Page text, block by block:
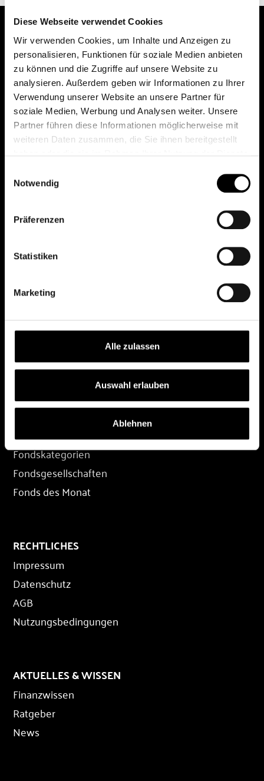
Diese Webseite verwendet Cookies
Wir verwenden Cookies, um Inhalte und Anzeigen zu
personalisieren, Funktionen für soziale Medien anbieten
zu können und die Zugriffe auf unsere Website zu
analysieren. Außerdem geben wir Informationen zu Ihrer
Verwendung unserer Website an unsere Partner für
soziale Medien, Werbung und Analysen weiter. Unsere
Partner führen diese Informationen möglicherweise mit
weiteren Daten zusammen, die Sie ihnen bereitgestellt
Notwendig
Präferenzen
Statistiken
Marketing
Alle zulassen
Auswahl erlauben
Ablehnen
Das erste Depot in Österreich mit 0€ Kontoführung,
0€ Ausgabeaufschlag und 0€ Depotgebühren bei
© 2026 FondsDepot AT
DEPOT
Depot übertragen
Depot-Login
FONDS
Fondssuche
Fondskategorien
Fondsgesellschaften
Fonds des Monat
RECHTLICHES
Impressum
Datenschutz
AGB
Nutzungsbedingungen
AKTUELLES & WISSEN
Finanzwissen
Ratgeber
News